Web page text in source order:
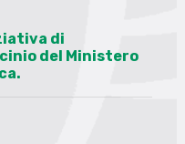
di
del Ministero